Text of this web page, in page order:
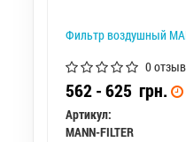
Фильтр воздушный
0
562 - 625 грн.
Артикул:
MANN-FILTER